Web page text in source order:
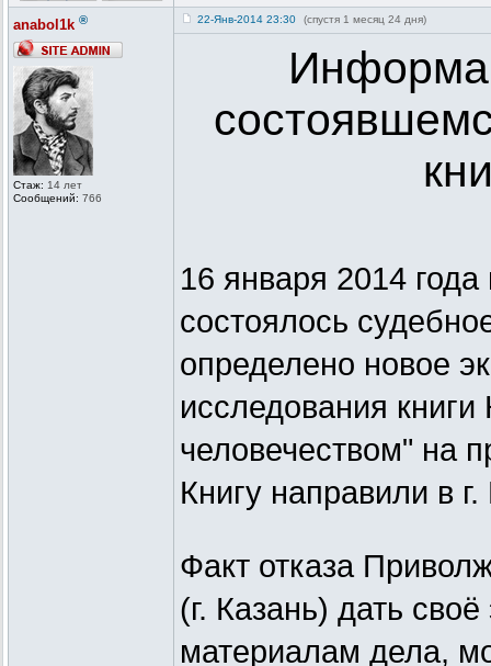
anabol1k ®
Стаж: 14 лет
Сообщений: 766
22-Янв-2014 23:30 (спустя 1 месяц 24 дня)
16 января 2014
состоялось
определено новое
исследования
человечеством" на
Книгу направили в
Факт отказа
(г. Казань) дать
материалам дела,